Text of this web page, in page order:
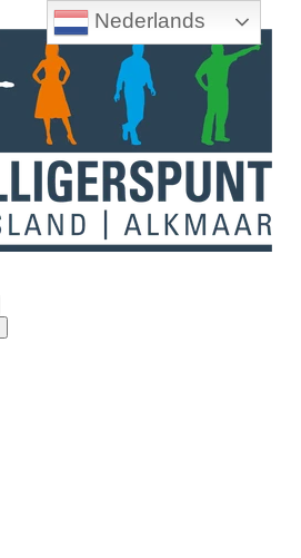
Nederlands